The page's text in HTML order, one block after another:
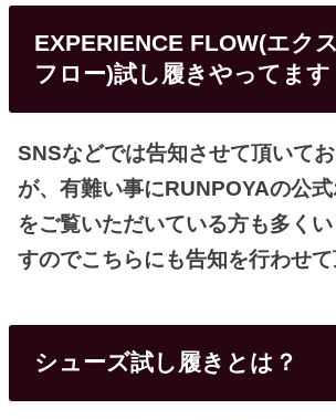
EXPERIENCE FLOW(エク
フロー)試し履きやってます
SNSなどでは告知させて頂いて
が、有難い事にRUNPOYAの公
をご覧いただいている方も多く
すのでこちらにも告知を行わせて
シューズ試し履きとは？